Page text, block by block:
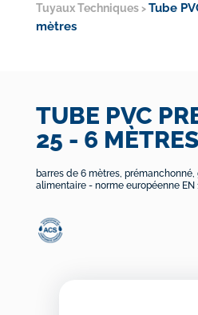
Tuyaux Techniques> Tube
mètres
TUBE PVC
25 - 6 MÈTRES
barres de 6 mètres, prémanchonné,
alimentaire - norme européenne EN